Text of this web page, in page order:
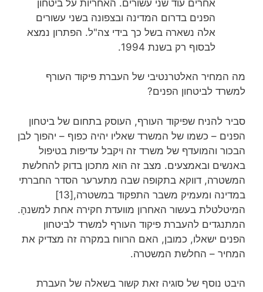
אחרים עוד שני עשורים. האחריות על ביטחון
הפנים בדרום המדינה ובצפונה בשני עשורים
אלה נשארה בשל כך בידי צה"ל. הפתרון נמצא
לבסוף רק בשנת 1994.
מה המחיר האלטרנטיבי של העברת פיקוד העורף
למשרד לביטחון הפנים?
סביר להניח שפיקוד העורף, העוסק בתחום של ביטחון
הפנים – כשמו של המשרד שאליו יהיה כפוף – יהפוך לבן
הבכור והמועדף של משרד זה ויקבל עדיפות בטיפול
באנשים ובאמצעים. מצב זה הוא מתכון בדוק להחלשת
המשטרה, דווקא בתקופה שבה מתערער הסדר החברתי
במדינה ומעמיק משבר התפקוד במשטרה,[13]
המיטלטלת בעשור האחרון מוועדת חקירה אחת למשנהָ.
המתנגדים להעברת פיקוד העורף למשרד לביטחון
הפנים ישאלו, כמובן, האם הרווח במקרה זה מצדיק את
המחיר – החלשת המשטרה.
היבט נוסף של סוגיה זאת קשור בשאלה של העברת